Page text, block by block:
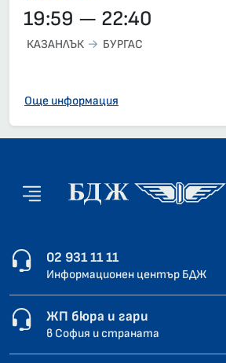
19:59 — 22:40
КАЗАНЛЪК БУРГАС
Още информация
02 931 11 11
Информационен център БДЖ
ЖП бюра и гари
в София и страната